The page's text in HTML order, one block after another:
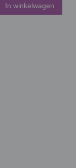
In winkelwagen